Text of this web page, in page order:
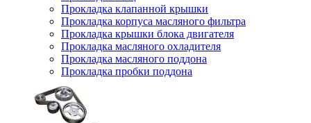
Прокладка клапанной крышки
Прокладка корпуса масляного фильтра
Прокладка крышки блока двигателя
Прокладка масляного охладителя
Прокладка масляного поддона
Прокладка пробки поддона